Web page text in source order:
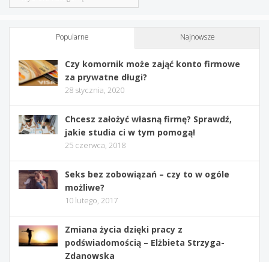
Popularne Najnowsze
Czy komornik może zająć konto firmowe
za prywatne długi?
28 stycznia, 2020
Chcesz założyć własną firmę? Sprawdź,
jakie studia ci w tym pomogą!
25 czerwca, 2018
Seks bez zobowiązań – czy to w ogóle
możliwe?
10 lutego, 2017
Zmiana życia dzięki pracy z
podświadomością – Elżbieta Strzyga-
Zdanowska